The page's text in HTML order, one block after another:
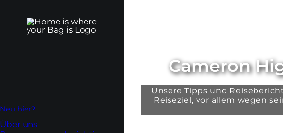
Neu hier?
Über uns
Cameron
Unsere Tipps und
Reiseziel, vor allem wegen